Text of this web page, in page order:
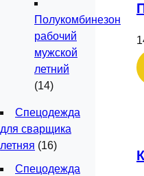
Полукомбинезон
рабочий
мужской
летний
(14)
Спецодежда
для сварщика
летняя (16)
Спецодежда